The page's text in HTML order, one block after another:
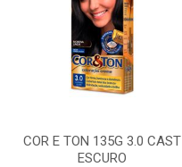
COR E TON 135G 3.0 CAST
ESCURO